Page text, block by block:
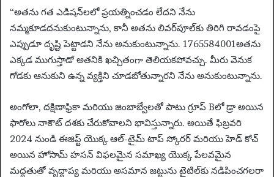
“అతను గత ఎడిషన్‌లలో ప్రయత్నించడం లేదని నేను
నమ్మకూడదనుకుంటున్నాను, కానీ అతను లివర్‌పూల్‌కు తిరిగి రావడంపై
ఎప్పుడూ దృష్టి పెట్టాడని నేను అనుకుంటున్నాను. 1765584001అతను
ఎక్కడ ముగుస్తాడో అతనికి ఖచ్చితంగా తెలియకపోవచ్చు. మీరు వెనుక
గోడకు ఆనుకుని ఉన్న వ్యక్తిని చూడబోతున్నారని నేను అనుకుంటున్నాను.
అంగోలా, దక్షిణాఫ్రికా మరియు జింబాబ్వేలతో పాటు గ్రూప్ Bలో డ్రా అయిన
ఫారోలు నాకౌట్ దశకు చేరుకోవాలని భావిస్తున్నారు. అయితే ఫిబ్రవరి
2024 నుండి ఈజిప్ట్ యొక్క ఆల్-టైమ్ టాప్ స్కోరర్ మరియు హెడ్ కోచ్
అయిన హోసామ్ హసన్ విఫలమైన సమాఖ్య యొక్క పేలవమైన
మద్దతుతో వృద్ధాప్య మరియు అసమాన జట్టును టైటిల్‌కు నడిపించగలరా